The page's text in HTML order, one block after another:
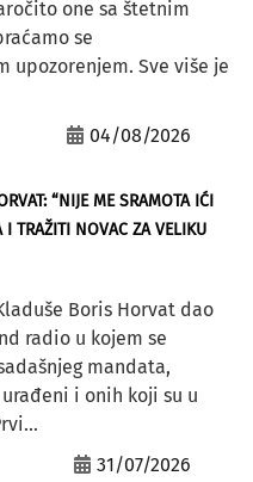
one sa štetnim
se
upozorenjem. Sve više je
04/08/2026
“NIJE ME SRAMOTA IĆI
I TRAŽITI NOVAC ZA VELIKU
Boris Horvat dao
radio u kojem se
mandata,
i onih koji su u
31/07/2026